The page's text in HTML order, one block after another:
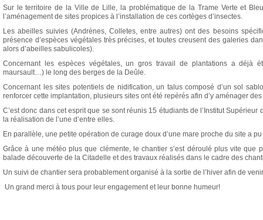
Sur le territoire de la Ville de Lille, la problématique de la Trame Verte et
l’aménagement de sites propices à l’installation de ces cortèges d’insectes.
Les abeilles suivies (Andrènes, Colletes, entre autres) ont des besoins
présence d’espèces végétales très précises, et toutes creusent des galeries
alors d’abeilles sabulicoles).
Concernant les espèces végétales, un gros travail de plantations a déjà
maursault…) le long des berges de la Deûle.
Concernant les sites potentiels de nidification, un talus composé d’un sol
renforcer cette implantation, plusieurs sites ont été repérés afin d’y aménager
C’est donc dans cet esprit que se sont réunis 15 étudiants de l’Institut
la réalisation de l’une d’entre elles.
En parallèle, une petite opération de curage doux d’une mare proche du site a
Grâce à une météo plus que clémente, le chantier s’est déroulé plus vite
balade découverte de la Citadelle et des travaux réalisés dans le cadre des
Un suivi de chantier sera probablement organisé à la sortie de l’hiver afin de
Un grand merci à tous pour leur engagement et leur bonne humeur!